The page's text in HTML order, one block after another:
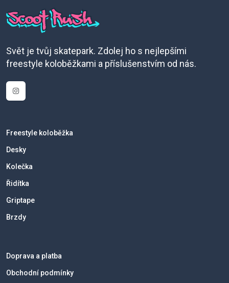
Svět je tvůj skatepark. Zdolej ho s nejlepšími
freestyle koloběžkami a příslušenstvím od nás.
Freestyle koloběžka
Desky
Kolečka
Řidítka
Griptape
Brzdy
Doprava a platba
Obchodní podmínky